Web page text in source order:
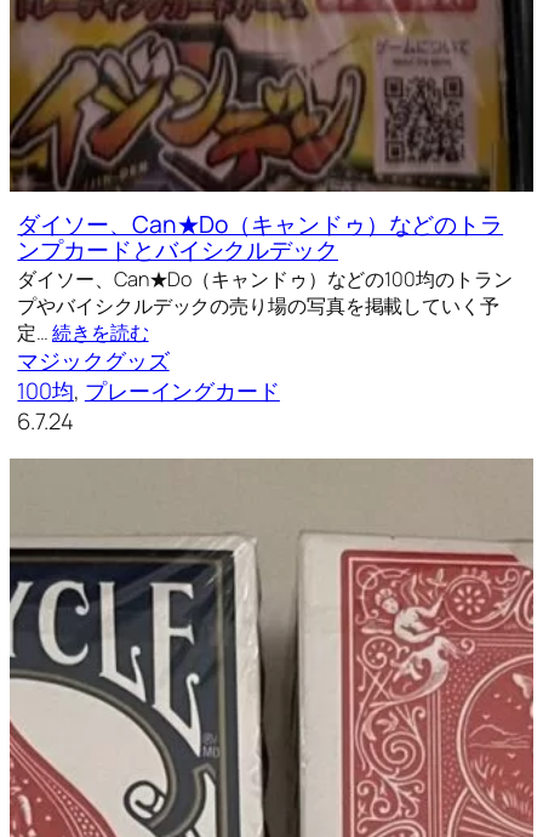
ダイソー、Can★Do（キャンドゥ）などのトラ
ンプカードとバイシクルデック
ダイソー、Can★Do（キャンドゥ）などの100均のトラン
プやバイシクルデックの売り場の写真を掲載していく予
定…続きを読む
マジックグッズ
100均, プレーイングカード
6.7.24